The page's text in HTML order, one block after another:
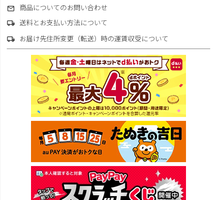
商品についてのお問い合わせ
送料とお支払い方法について
お届け先住所変更（転送）時の運賃収受について